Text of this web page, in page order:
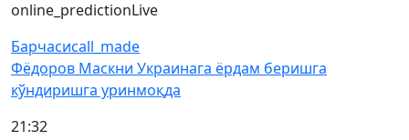
online_predictionLive
Барчасиcall_made
Фёдоров Маскни Украинага ёрдам беришга
кўндиришга уринмоқда
21:32